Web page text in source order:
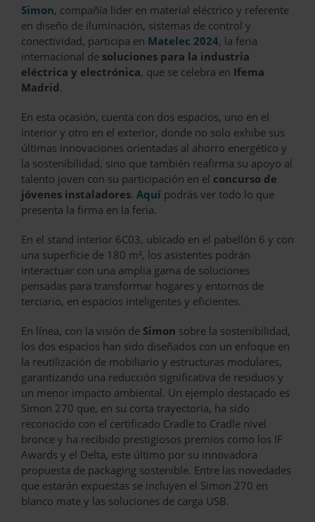
Simon, compañía líder en material eléctrico y referente
en diseño de iluminación, sistemas de control y
conectividad, participa en Matelec 2024, la feria
internacional de soluciones para la industria
eléctrica y electrónica, que se celebra en Ifema
Madrid.
En esta ocasión, cuenta con dos espacios, uno en el
interior y otro en el exterior, donde no solo exhibe sus
últimas innovaciones orientadas al ahorro energético y
la sostenibilidad, sino que también reafirma su apoyo al
talento joven con su participación en el concurso de
jóvenes instaladores. Aquí podrás ver todo lo que
presenta la firma en la feria.
En el stand interior 6C03, ubicado en el pabellón 6 y con
una superficie de 180 m², los asistentes podrán
interactuar con una amplia gama de soluciones
pensadas para transformar hogares y entornos de
terciario, en espacios inteligentes y eficientes.
En línea, con la visión de Simon sobre la sostenibilidad,
los dos espacios han sido diseñados con un enfoque en
la reutilización de mobiliario y estructuras modulares,
garantizando una reducción significativa de residuos y
un menor impacto ambiental. Un ejemplo destacado es
Simon 270 que, en su corta trayectoria, ha sido
reconocido con el certificado Cradle to Cradle nivel
bronce y ha recibido prestigiosos premios como los IF
Awards y el Delta, este último por su innovadora
propuesta de packaging sostenible. Entre las novedades
que estarán expuestas se incluyen el Simon 270 en
blanco mate y las soluciones de carga USB.